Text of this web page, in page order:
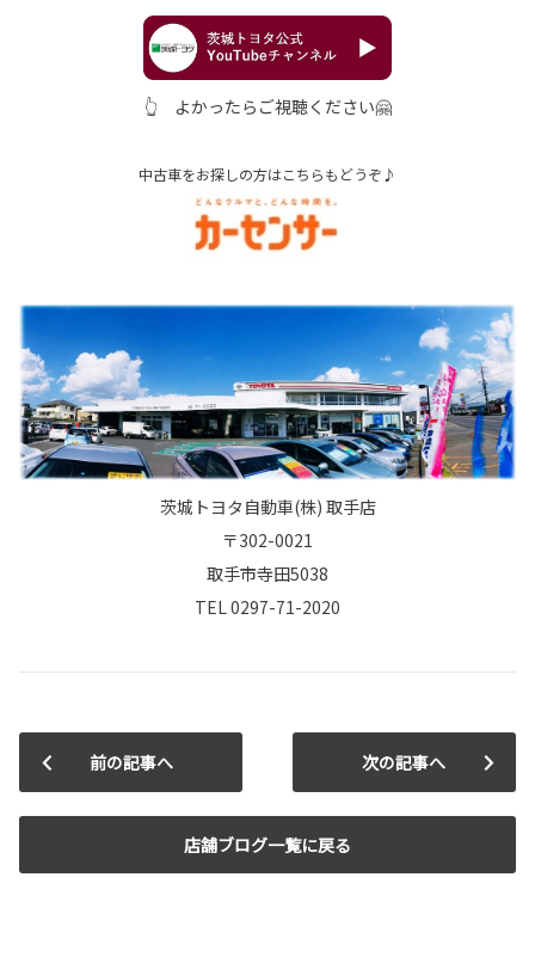
👆 よかったらご視聴ください🤗
中古車をお探しの方はこちらもどうぞ♪
茨城トヨタ自動車(株) 取手店
〒302-0021
取手市寺田5038
TEL 0297-71-2020
前の記事へ
店舗ブログ一覧に戻る
次の記事へ